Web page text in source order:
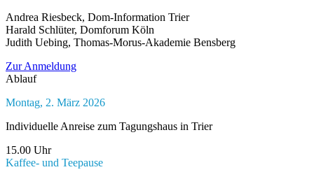
Andrea Riesbeck, Dom-Information Trier
Harald Schlüter, Domforum Köln
Judith Uebing, Thomas-Morus-Akademie Bensberg
Zur Anmeldung
Ablauf
Montag, 2. März 2026
Individuelle Anreise zum Tagungshaus in Trier
15.00 Uhr
Kaffee- und Teepause